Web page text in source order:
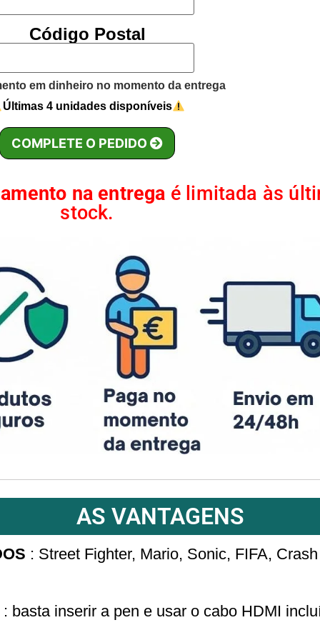
Código Postal
em dinheiro no momento da entrega
Últimas 4 unidades disponíveis
COMPLETE O PEDIDO
na entrega é limitada às
stock.
AS VANTAGENS
: Street Fighter, Mario, Sonic, FIFA,
basta inserir a pen e usar o cabo HDMI